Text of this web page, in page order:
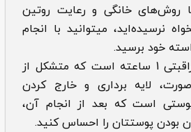
روش‌های خانگی و رعایت روتین
نرسیده‌اید، میتوانید با انجام
خود برسید.
فیشیال یک روش مراقبتی 1 ساعته است که متشکل از
لایه برداری و خارج کردن
است که بعد از انجام آن،
بودن پوستتان را احساس کنید.